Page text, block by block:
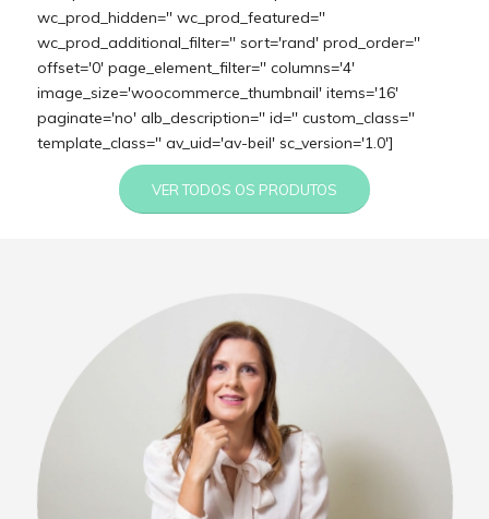
wc_prod_hidden='' wc_prod_featured=''
wc_prod_additional_filter='' sort='rand' prod_order=''
offset='0' page_element_filter='' columns='4'
image_size='woocommerce_thumbnail' items='16'
paginate='no' alb_description='' id='' custom_class=''
template_class='' av_uid='av-beil' sc_version='1.0']
VER TODOS OS PRODUTOS